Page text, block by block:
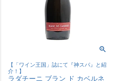
【「ワイン王国」誌にて『神スパ』と紹
介！】
ラダチーニ ブラン ド カベルネ